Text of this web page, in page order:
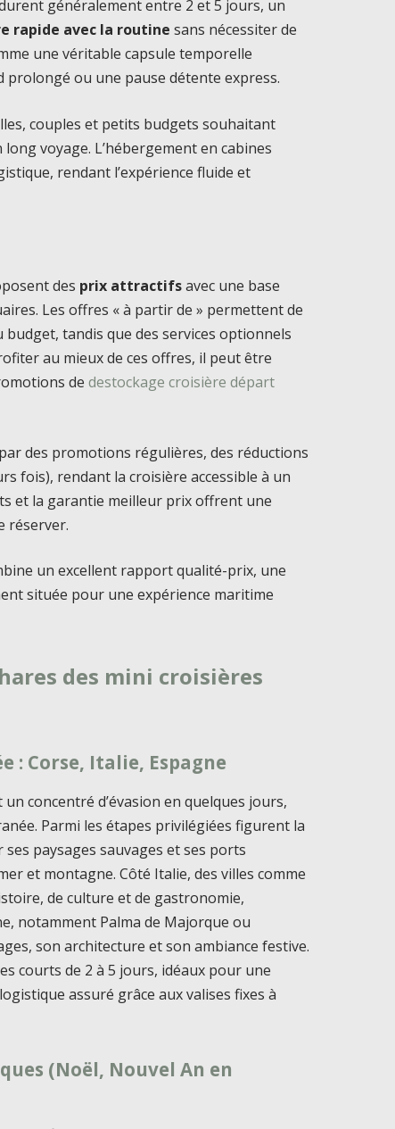
généralement entre 2 et 5 jours, un
rapide avec la routine sans nécessiter de
une véritable capsule temporelle
prolongé ou une pause détente express.
couples et petits budgets souhaitant
voyage. L’hébergement en cabines
rendant l’expérience fluide et
des prix attractifsavec une base
Les offres « à partir de » permettent de
tandis que des services optionnels
au mieux de ces offres, il peut être
dedestockage croisière départ
des promotions régulières, des réductions
fois), rendant la croisière accessible à un
et la garantie meilleur prix offrent une
réserver.
un excellent rapport qualité-prix, une
située pour une expérience maritime
des mini croisières
: Corse, Italie, Espagne
concentré d’évasion en quelques jours,
Parmi les étapes privilégiées figurent la
ses paysages sauvages et ses ports
et montagne. Côté Italie, des villes comme
de culture et de gastronomie,
notamment Palma de Majorque ou
son architecture et son ambiance festive.
courts de 2 à 5 jours, idéaux pour une
assuré grâce aux valises fixes à
(Noël, Nouvel An en